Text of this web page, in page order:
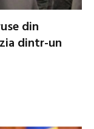
din
dintr-un